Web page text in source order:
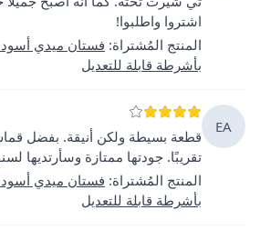
اشتروا واطلبوا!
المنتج المُشتراة: فستان ميدي
بأشرطة قابلة للتعديل
EA
قطعة بسيطة ولكن أنيقة. بفضل قماش
تقريبًا. جودتها ممتازة وسأرتديها
المنتج المُشتراة: فستان ميدي
بأشرطة قابلة للتعديل